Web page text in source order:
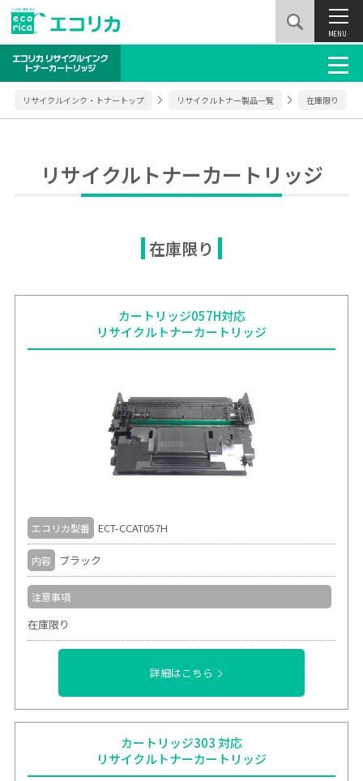
MENU
リサイクルインク・トナートップ リサイクルトナー製品一覧 在庫限り
リサイクルトナーカートリッジ
在庫限り
カートリッジ057H対応
リサイクルトナーカートリッジ
エコリカ型番 ECT-CCAT057H
内容 ブラック
注意事項
在庫限り
詳細はこちら
カートリッジ303 対応
リサイクルトナーカートリッジ